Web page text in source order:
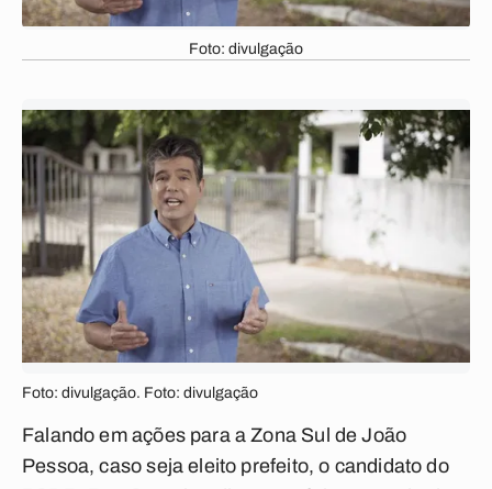
Foto: divulgação
Foto: divulgação. Foto: divulgação
Falando em ações para a Zona Sul de João
Pessoa, caso seja eleito prefeito, o candidato do